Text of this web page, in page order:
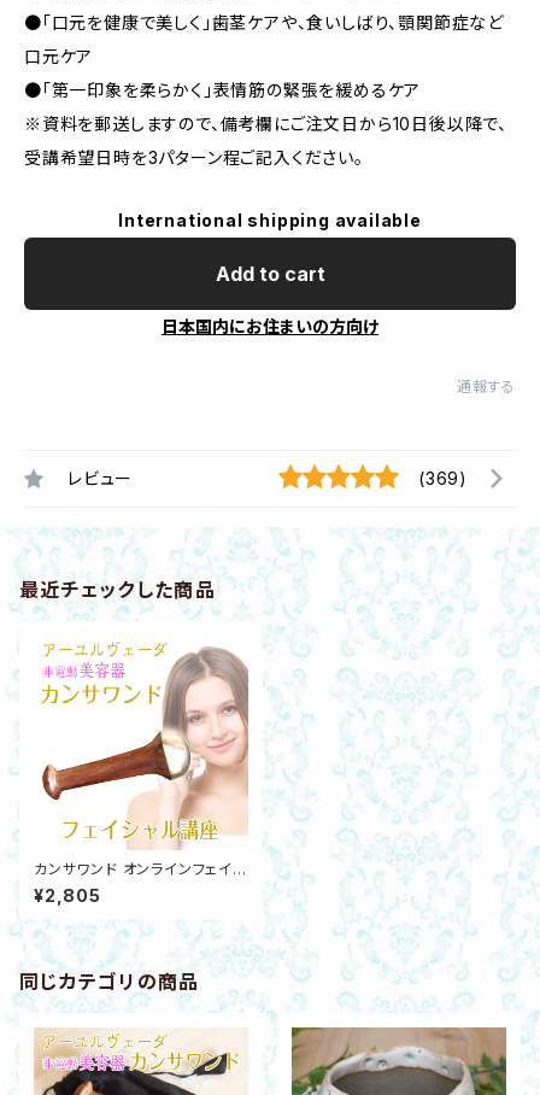
●「口元を健康で美しく」歯茎ケアや、食いしばり、顎関節症など
口元ケア
●「第一印象を柔らかく」表情筋の緊張を緩めるケア
※資料を郵送しますので、備考欄にご注文日から10日後以降で、
受講希望日時を3パターン程ご記入ください。
International shipping available
Add to cart
日本国内にお住まいの方向け
通報する
レビュー (369)
最近チェックした商品
カンサワンド オンラインフェイシ
ャル講座 アーユルヴェーダ精神
疲労・チャクラ調整・コリ非電動
美容器
¥2,805
同じカテゴリの商品